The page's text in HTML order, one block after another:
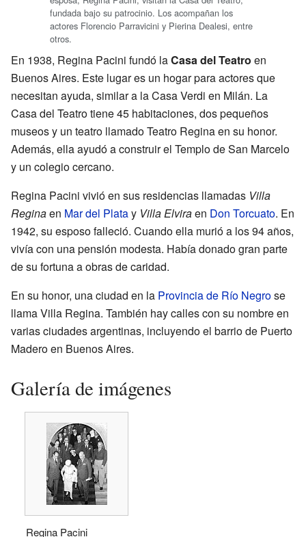
fundada bajo su patrocinio. Los acompañan los
actores Florencio Parravicini y Pierina Dealesi, entre
otros.
En 1938, Regina Pacini fundó laCasa del Teatro en
Buenos Aires. Este lugar es un hogar para actores que
necesitan ayuda, similar a la Casa Verdi en Milán. La
Casa del Teatro tiene 45 habitaciones, dos pequeños
museos y un teatro llamado Teatro Regina en su honor.
Además, ella ayudó a construir el Templo de San Marcelo
y un colegio cercano.
Regina Pacini vivió en sus residencias llamadas Villa
Reginaen Mar del Platay Villa Elviraen Don Torcuato. En
1942, su esposo falleció. Cuando ella murió a los 94 años,
vivía con una pensión modesta. Había donado gran parte
de su fortuna a obras de caridad.
En su honor, una ciudad en la Provincia de Río Negrose
llama Villa Regina. También hay calles con su nombre en
varias ciudades argentinas, incluyendo el barrio de Puerto
Madero en Buenos Aires.
Galería de imágenes
Regina Pacini